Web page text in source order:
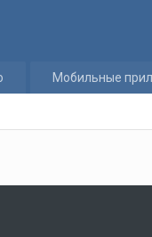
Мобильные